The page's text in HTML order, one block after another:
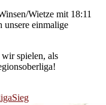
Wietze mit 18:11
unsere einmalige
spielen, als
Sieg